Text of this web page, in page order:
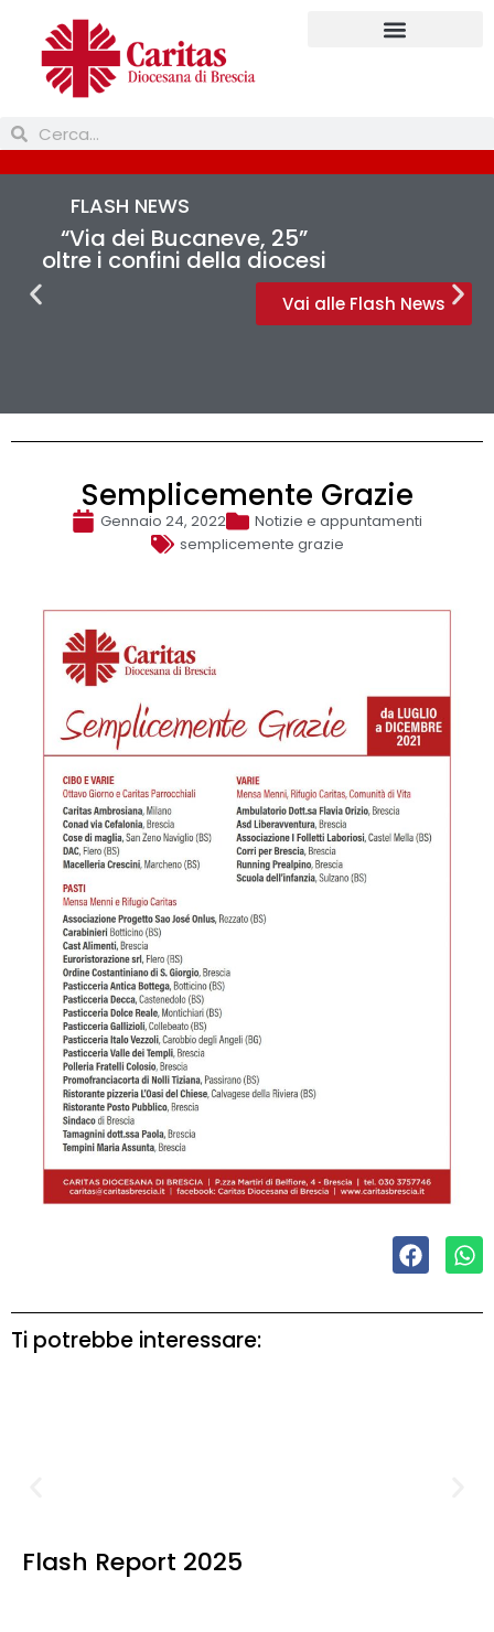
FLASH NEWS
“Via dei Bucaneve, 25”
oltre i confini della diocesi
Vai alle Flash News
Semplicemente Grazie
Gennaio 24, 2022
Notizie e appuntamenti
semplicemente grazie
Ti potrebbe interessare:
Flash Report 2025